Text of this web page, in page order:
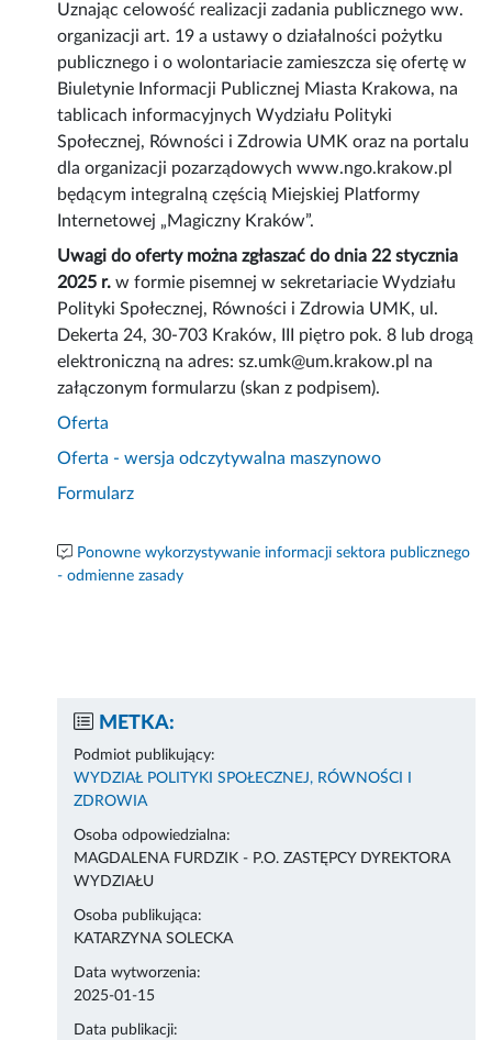
Uznając celowość realizacji zadania publicznego ww.
organizacji art. 19 a ustawy o działalności pożytku
publicznego i o wolontariacie zamieszcza się ofertę w
Biuletynie Informacji Publicznej Miasta Krakowa, na
tablicach informacyjnych Wydziału Polityki
Społecznej, Równości i Zdrowia UMK oraz na portalu
dla organizacji pozarządowych www.ngo.krakow.pl
będącym integralną częścią Miejskiej Platformy
Internetowej „Magiczny Kraków”.
Uwagi do oferty można zgłaszać do dnia 22 stycznia
2025 r.w formie pisemnej w sekretariacie Wydziału
Polityki Społecznej, Równości i Zdrowia UMK, ul.
Dekerta 24, 30-703 Kraków, III piętro pok. 8 lub drogą
elektroniczną na adres: sz.umk@um.krakow.pl na
załączonym formularzu (skan z podpisem).
Oferta
Oferta - wersja odczytywalna maszynowo
Formularz
Ponowne wykorzystywanie informacji sektora publicznego
- odmienne zasady
METKA:
Podmiot publikujący:
WYDZIAŁ POLITYKI SPOŁECZNEJ, RÓWNOŚCI I
ZDROWIA
Osoba odpowiedzialna:
MAGDALENA FURDZIK - P.O. ZASTĘPCY DYREKTORA
WYDZIAŁU
Osoba publikująca:
KATARZYNA SOLECKA
Data wytworzenia:
2025-01-15
Data publikacji: